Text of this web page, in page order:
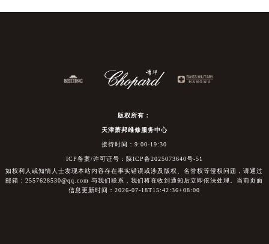
版权所有：
天津萧邦维修服务中心
接待时间：9:00-19:30
ICP备案/许可证号：陕ICP备2025073640号-51
如权利人或知情人士发现本站内容存在事实错误或涉及版权、名誉权等侵权问题，请通过
邮箱：2557628530@qq.com 与我们联系，我们将在收到通知后立即依法处理。当前页面
信息更新时间：2026-07-18T15:42:36+08:00